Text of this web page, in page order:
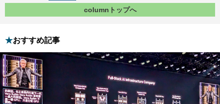
columnトップへ
おすすめ記事